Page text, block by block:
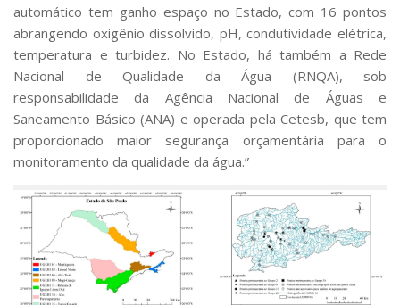
automático tem ganho espaço no Estado, com 16 pontos
abrangendo oxigênio dissolvido, pH, condutividade elétrica,
temperatura e turbidez. No Estado, há também a Rede
Nacional de Qualidade da Água (RNQA), sob
responsabilidade da Agência Nacional de Águas e
Saneamento Básico (ANA) e operada pela Cetesb, que tem
proporcionado maior segurança orçamentária para o
monitoramento da qualidade da água.”